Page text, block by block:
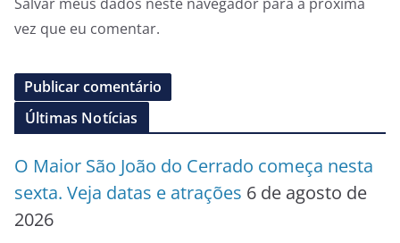
vez que eu comentar.
Últimas Notícias
O Maior São João do Cerrado começa nesta
sexta. Veja datas e atrações 6 de agosto de
2026